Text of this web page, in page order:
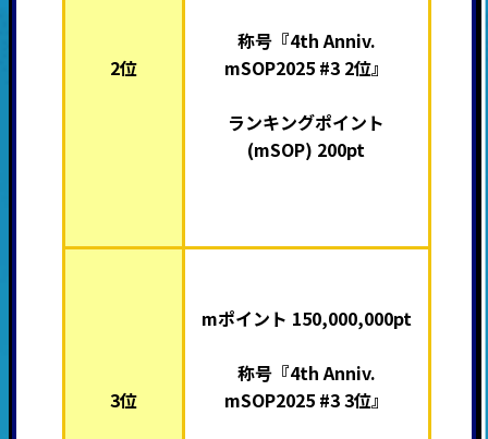
2位
称号『4th Anniv.
mSOP2025 #3 2位』
ランキングポイント
(mSOP) 200pt
3位
mポイント 150,000,000pt
称号『4th Anniv.
mSOP2025 #3 3位』